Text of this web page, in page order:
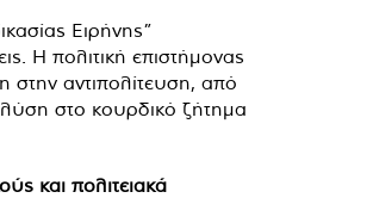
Ειρήνης”
Η πολιτική επιστήμονας
στην αντιπολίτευση, από
στο κουρδικό ζήτημα
και πολιτειακά